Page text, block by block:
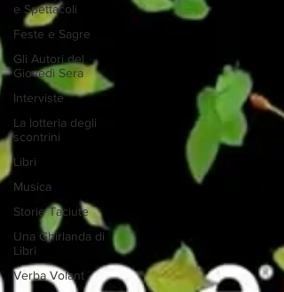
e Spettacoli
Feste e Sagre
Gli Autori del
Giovedì Sera
Interviste
La lotteria degli
scontrini
Libri
Musica
Storie Taciute
Una Ghirlanda di
Libri
Verba Volant